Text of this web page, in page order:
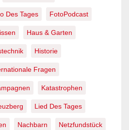
Des Tages FotoPodcast
Haus & Garten
Historie
Fragen
Katastrophen
Lied Des Tages
Nachbarn Netzfundstück